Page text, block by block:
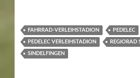
FAHRRAD-VERLEIHSTADION PEDELEC
PEDELEC VERLEIHSTADION REGIORAD
SINDELFINGEN